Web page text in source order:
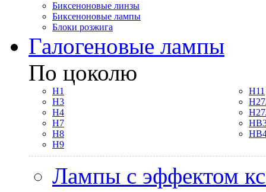
Биксеноновые линзы
Биксеноновые лампы
Блоки розжига
Галогеновые лампы
По цоколю
H1
H3
H4
H7
H8
H9
H11
Лампы с эффектом